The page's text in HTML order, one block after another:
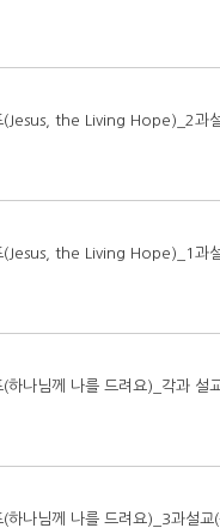
(Jesus, the Living Hope)_2과
(Jesus, the Living Hope)_1과
하나님께 나를 드려요)_각과 설
하나님께 나를 드려요)_3과설